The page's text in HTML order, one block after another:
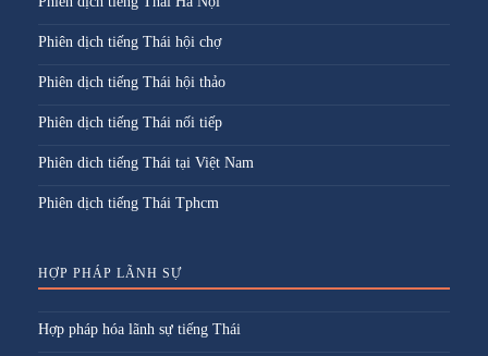
Phiên dịch tiếng Thái hội chợ
Phiên dịch tiếng Thái hội thảo
Phiên dịch tiếng Thái nối tiếp
Phiên dich tiếng Thái tại Việt Nam
Phiên dịch tiếng Thái Tphcm
HỢP PHÁP LÃNH SỰ
Hợp pháp hóa lãnh sự tiếng Thái